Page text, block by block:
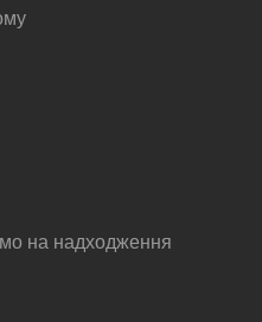
на надходження